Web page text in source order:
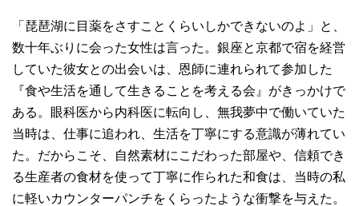
「琵琶湖に目薬をさすことくらいしかできないのよ」と、
数十年ぶりに会った女性は言った。銀座と京都で宿を経営
していた彼女との出会いは、恩師に連れられて参加した
『食や生活を通して生きることを考える会』がきっかけで
ある。眼科医から内科医に転向し、無我夢中で働いていた
当時は、仕事に追われ、生活を丁寧にする意識が薄れてい
た。だからこそ、自然素材にこだわった部屋や、信頼でき
る生産者の食材を使って丁寧に作られた和食は、当時の私
に軽いカウンターパンチをくらったような衝撃を与えた。